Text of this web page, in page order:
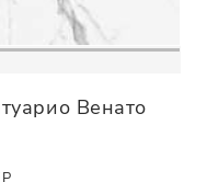
Венато